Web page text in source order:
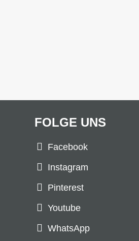
FOLGE UNS
Facebook
Instagram
Pinterest
Youtube
WhatsApp